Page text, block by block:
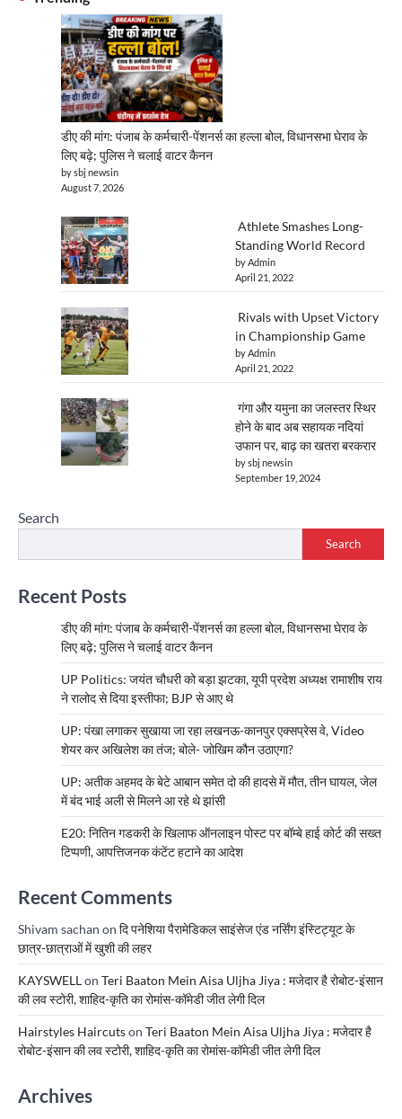
डीए की मांग: पंजाब के कर्मचारी-पेंशनर्स का हल्ला बोल, विधानसभा घेराव के
लिए बढ़े; पुलिस ने चलाई वाटर कैनन
by sbj newsin
August 7, 2026
Athlete Smashes Long-
Standing World Record
by Admin
April 21, 2022
Rivals with Upset Victory
in Championship Game
by Admin
April 21, 2022
गंगा और यमुना का जलस्तर स्थिर
होने के बाद अब सहायक नदियां
उफान पर, बाढ़ का खतरा बरकरार
by sbj newsin
September 19, 2024
Search
Search
Recent Posts
डीए की मांग: पंजाब के कर्मचारी-पेंशनर्स का हल्ला बोल, विधानसभा घेराव के
लिए बढ़े; पुलिस ने चलाई वाटर कैनन
UP Politics: जयंत चौधरी को बड़ा झटका, यूपी प्रदेश अध्यक्ष रामाशीष राय
ने रालोद से दिया इस्तीफा; BJP से आए थे
UP: पंखा लगाकर सुखाया जा रहा लखनऊ-कानपुर एक्सप्रेस वे, Video
शेयर कर अखिलेश का तंज; बोले- जोखिम कौन उठाएगा?
UP: अतीक अहमद के बेटे आबान समेत दो की हादसे में मौत, तीन घायल, जेल
में बंद भाई अली से मिलने आ रहे थे झांसी
E20: नितिन गडकरी के खिलाफ ऑनलाइन पोस्ट पर बॉम्बे हाई कोर्ट की सख्त
टिप्पणी, आपत्तिजनक कंटेंट हटाने का आदेश
Recent Comments
Shivam sachan on दि पनेशिया पैरामेडिकल साइंसेज एंड नर्सिंग इंस्टिट्यूट के
छात्र-छात्राओं में खुशी की लहर
KAYSWELLon Teri Baaton Mein Aisa Uljha Jiya : मजेदार है रोबोट-इंसान
की लव स्टोरी, शाहिद-कृति का रोमांस-कॉमेडी जीत लेगी दिल
Hairstyles Haircutson Teri Baaton Mein Aisa Uljha Jiya : मजेदार है
रोबोट-इंसान की लव स्टोरी, शाहिद-कृति का रोमांस-कॉमेडी जीत लेगी दिल
Archives